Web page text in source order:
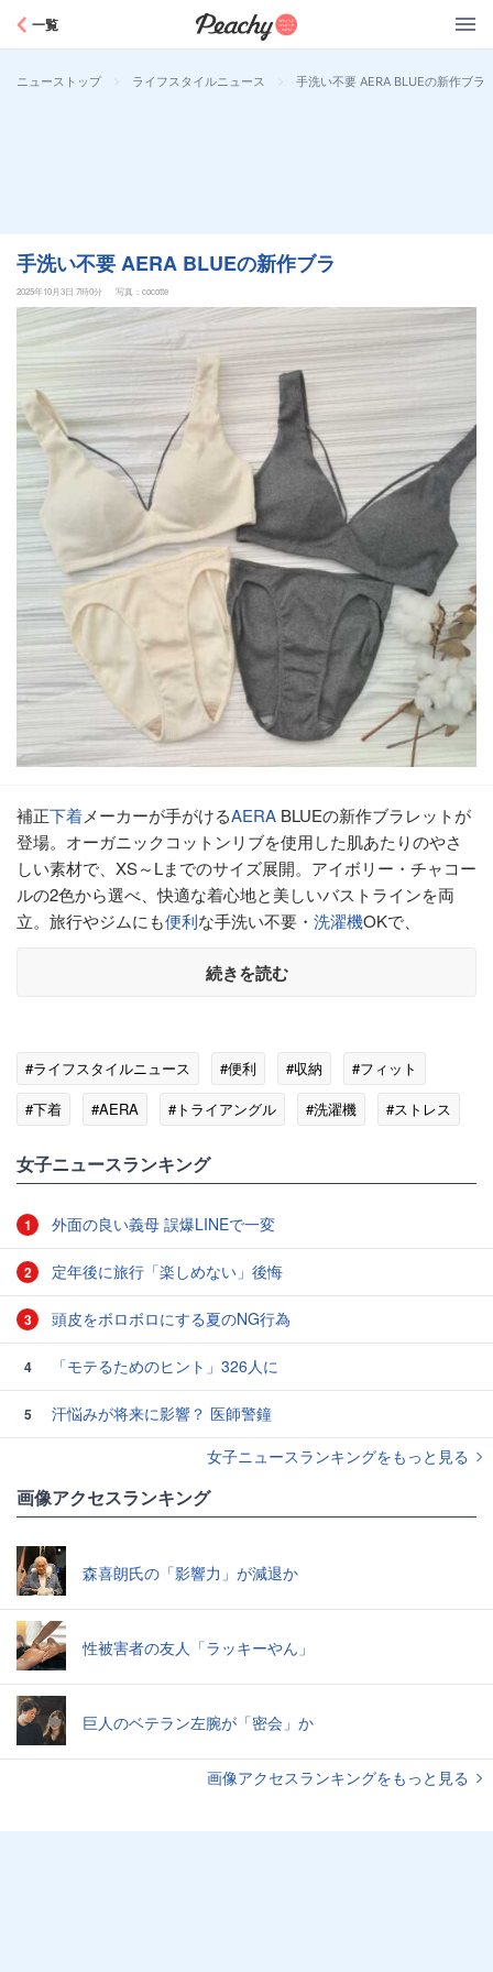
一覧
ニューストップ > ライフスタイルニュース > 手洗い不要 AERA BLUEの新作ブラ
手洗い不要 AERA BLUEの新作ブラ
2025年10月3日 7時0分 写真：cocotte
補正下着メーカーが手がけるAERA BLUEの新作ブラレットが
登場。オーガニックコットンリブを使用した肌あたりのやさ
しい素材で、XS～Lまでのサイズ展開。アイボリー・チャコー
ルの2色から選べ、快適な着心地と美しいバストラインを両
立。旅行やジムにも便利な手洗い不要・ 洗濯機OKで、
続きを読む
#ライフスタイルニュース #便利 #収納
#フィット
#下着
#AERA #トライアングル #洗濯機 #ストレス
女子ニュースランキング
1 外面の良い義母 誤爆LINEで一変
2 定年後に旅行「楽しめない」後悔
3 頭皮をボロボロにする夏のNG行為
4 「モテるためのヒント」326人に
5
汗悩みが将来に影響？ 医師警鐘
女子ニュースランキングをもっと見る
画像アクセスランキング
森喜朗氏の「影響力」が減退か
性被害者の友人「ラッキーやん」
巨人のベテラン左腕が「密会」か
画像アクセスランキングをもっと見る